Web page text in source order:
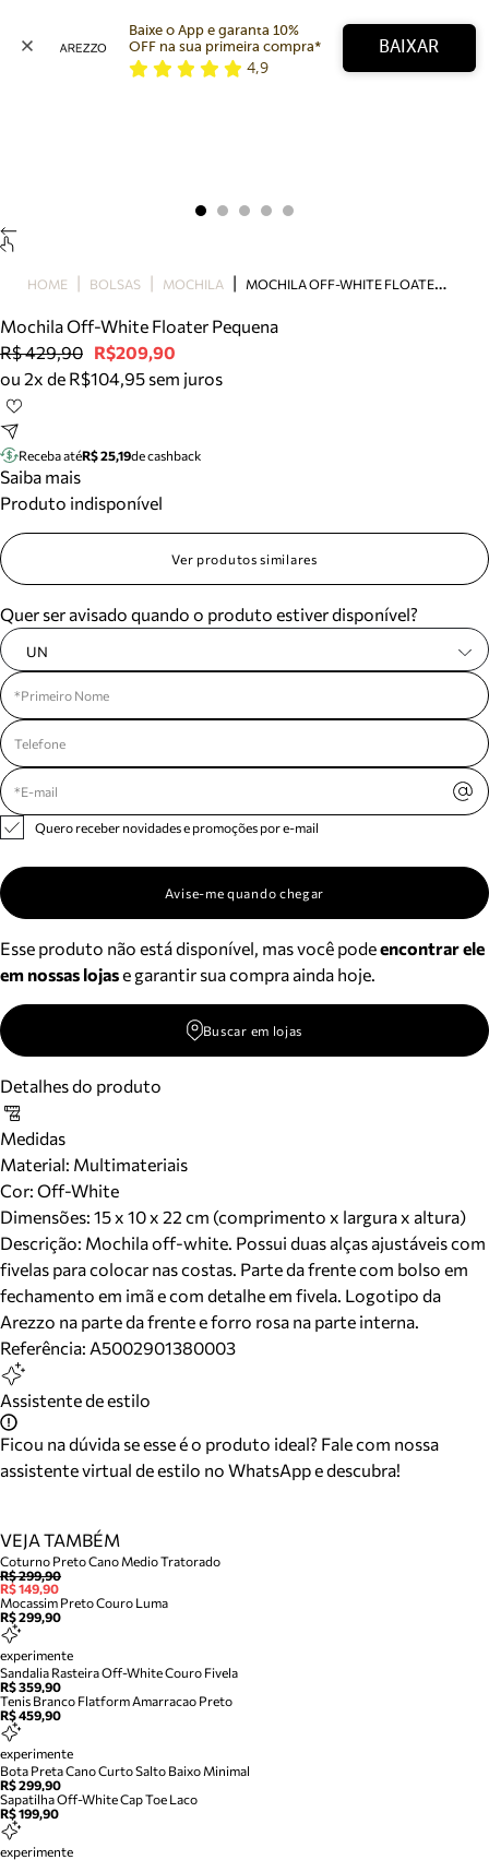
Bolsa
Tamanco
Tênis
Mule
Tire dúvidas sobre pedidos, devoluções e mais.
Meus pedidos
Acompanhe seus pedidos e solicite devoluções.
Baixe o App e garanta 10%
OFF na sua primeira compra*
4,9
BAIXAR
HOME BOLSAS MOCHILA M
OCHILA OFF-WHITE FLOATER PEQUENA
Mochila Off-White Floater Pequena
R$ 429,90 R$209,90
ou 2x de R$104,95 sem juros
Receba atéR$ 25,19de cashback
Saiba mais
Produto indisponível
Ver produtos similares
Quer ser avisado quando o produto estiver disponível?
UN
Quero receber novidades e promoções por e-mail
Avise-me quando chegar
Esse produto não está disponível, mas você podeencontrar ele
em nossas lojase garantir sua compra ainda hoje.
Buscar em lojas
Detalhes do produto
Medidas
Material: Multimateriais
Cor: Off-White
Dimensões: 15 x 10 x 22 cm (comprimento x largura x altura)
Descrição: Mochila off-white. Possui duas alças ajustáveis com
fivelas para colocar nas costas. Parte da frente com bolso em
fechamento em imã e com detalhe em fivela. Logotipo da
Arezzo na parte da frente e forro rosa na parte interna.
Referência: A5002901380003
Assistente de estilo
Ficou na dúvida se esse é o produto ideal? Fale com nossa
assistente virtual de estilo no WhatsApp e descubra!
VEJA TAMBÉM
Coturno Preto Cano Medio Tratorado
R$ 299,90
R$ 149,90
Mocassim Preto Couro Luma
R$ 299,90
experimente
Sandalia Rasteira Off-White Couro Fivela
R$ 359,90
Tenis Branco Flatform Amarracao Preto
R$ 459,90
experimente
Bota Preta Cano Curto Salto Baixo Minimal
R$ 299,90
Sapatilha Off-White Cap Toe Laco
R$ 199,90
experimente